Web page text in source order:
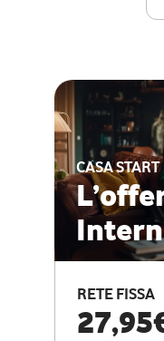
CASA START
RETE FISSA